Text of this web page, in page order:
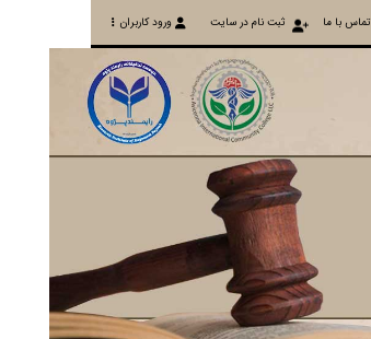
تماس با ما ثبت نام در سایت ورود کاربران